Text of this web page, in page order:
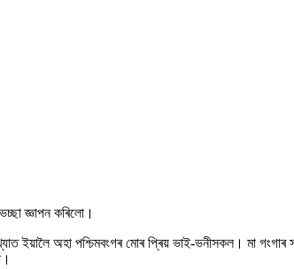
জ্ঞাপন কৰিলো।
ইয়ালৈ অহা পশ্চিমবংগৰ মোৰ প্ৰিয় ভাই-ভনীসকল। মা